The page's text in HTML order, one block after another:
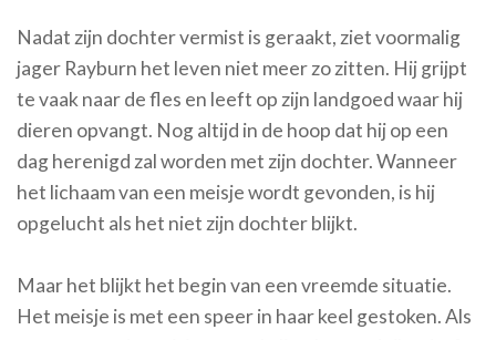
Nadat zijn dochter vermist is geraakt, ziet voormalig
jager Rayburn het leven niet meer zo zitten. Hij grijpt
te vaak naar de fles en leeft op zijn landgoed waar hij
dieren opvangt. Nog altijd in de hoop dat hij op een
dag herenigd zal worden met zijn dochter. Wanneer
het lichaam van een meisje wordt gevonden, is hij
opgelucht als het niet zijn dochter blijkt.
Maar het blijkt het begin van een vreemde situatie.
Het meisje is met een speer in haar keel gestoken. Als